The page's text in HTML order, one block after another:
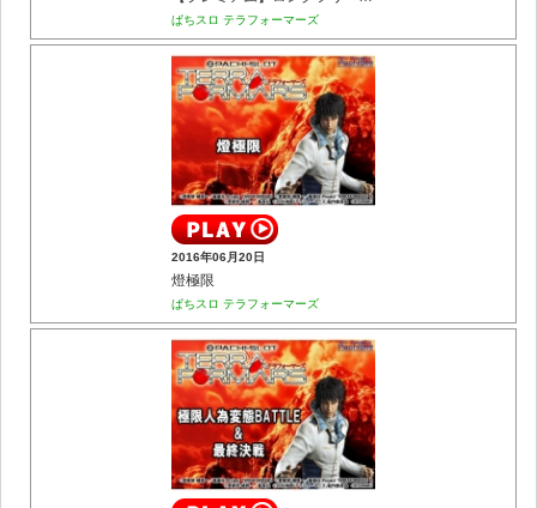
ぱちスロ テラフォーマーズ
2016年06月20日
燈極限
ぱちスロ テラフォーマーズ